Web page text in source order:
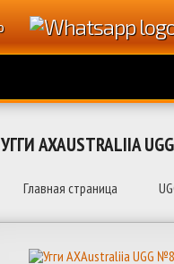
УГГИ AXAUSTRALIIA
Главная страница